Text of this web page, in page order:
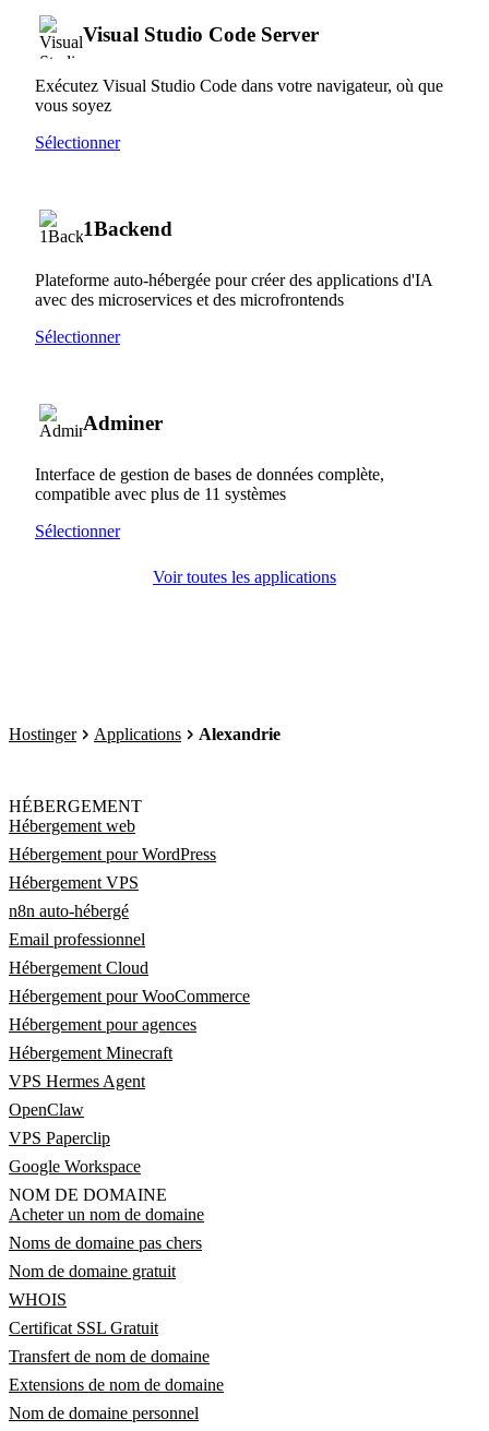
Visual Studio Code Server
Exécutez Visual Studio Code dans votre navigateur, où que
vous soyez
Sélectionner
1Backend
Plateforme auto-hébergée pour créer des applications d'IA
avec des microservices et des microfrontends
Sélectionner
Adminer
Interface de gestion de bases de données complète,
compatible avec plus de 11 systèmes
Sélectionner
Voir toutes les applications
Hostinger Applications Alexandrie
HÉBERGEMENT
Hébergement web
Hébergement pour WordPress
Hébergement VPS
n8n auto-hébergé
Email professionnel
Hébergement Cloud
Hébergement pour WooCommerce
Hébergement pour agences
Hébergement Minecraft
VPS Hermes Agent
OpenClaw
VPS Paperclip
Google Workspace
NOM DE DOMAINE
Acheter un nom de domaine
Noms de domaine pas chers
Nom de domaine gratuit
WHOIS
Certificat SSL Gratuit
Transfert de nom de domaine
Extensions de nom de domaine
Nom de domaine personnel